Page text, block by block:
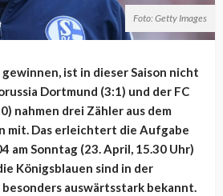
Foto: Getty Images
gewinnen, ist in dieser Saison nicht
Dortmund (3:1) und der FC
nahmen drei Zähler aus dem
mit. Das erleichtert die Aufgabe
am Sonntag (23. April, 15.30 Uhr)
Königsblauen sind in der
auswärtsstark bekannt.